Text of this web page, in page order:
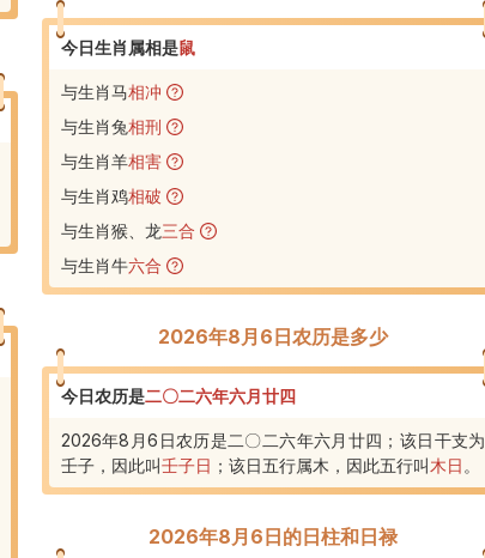
今日生肖属相是鼠
与生肖马相冲
与生肖兔相刑
与生肖羊相害
与生肖鸡相破
与生肖猴、龙三合
与生肖牛六合
2026年8月6日农历是多少
今日农历是二〇二六年六月廿四
2026年8月6日农历是二〇二六年六月廿四；该日干支为
壬子，因此叫壬子日 ； 该日五行属木 ， 因此五行叫木日 。
2026年8月6日的日柱和日禄